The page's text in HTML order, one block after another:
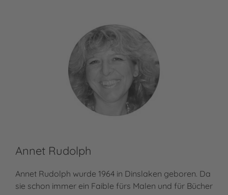
Annet Rudolph
Annet Rudolph wurde 1964 in Dinslaken geboren. Da
sie schon immer ein Faible fürs Malen und für Bücher